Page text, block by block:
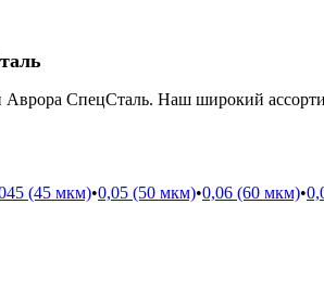
СпецСталь. Наш широкий
(45 мкм)•0,05 (50 мкм)•0,06 (60 мкм)•